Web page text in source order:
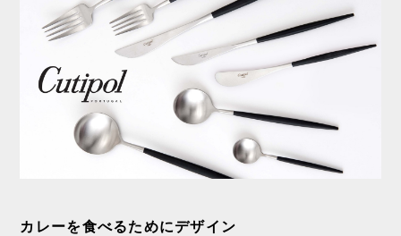
カレーを食べるためにデザイン